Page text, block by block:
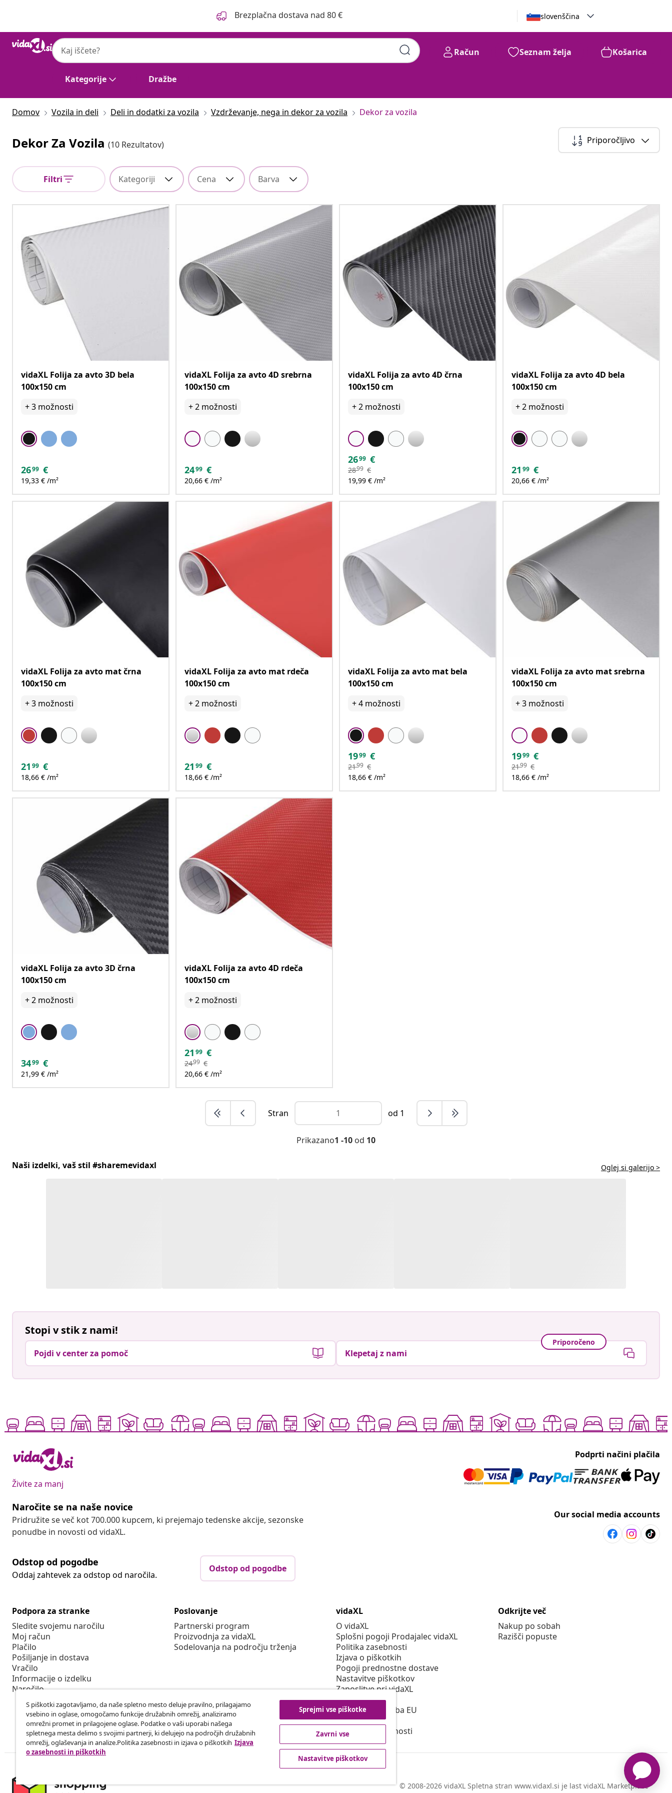
Brezplačna dostava nad 80 € slovenščina
Kategorije Dražbe
Račun Seznam želja Košarica
Domov Vozila in deli Deli in dodatki za vozila Vzdrževanje, nega in dekor za vozila Dekor za vozila
Dekor Za Vozila (10 Rezultatov) Priporočljivo
Filtri Kategoriji Cena Barva
vidaXL Folija za avto 3D bela
100x150 cm
+3 možnosti
2699 €
19,33 € /m²
vidaXL Folija za avto 4D srebrna
100x150 cm
+2 možnosti
2499 €
20,66 € /m²
vidaXL Folija za avto 4D črna
100x150 cm
+2 možnosti
2699 €
2899 €
19,99 € /m²
vidaXL Folija za avto 4D bela
100x150 cm
+2 možnosti
21 99 €
20,66 € /m²
vidaXL Folija za avto mat črna
100x150 cm
+3 možnosti
21 99 €
18,66 € /m²
vidaXL Folija za avto mat rdeča
100x150 cm
+2 možnosti
21 99 €
18,66 € /m²
vidaXL Folija za avto mat bela
100x150 cm
+4 možnosti
1999 €
2199 €
18,66 € /m²
vidaXL Folija za avto mat srebrna
100x150 cm
+3 možnosti
1999 €
2199 €
18,66 € /m²
vidaXL Folija za avto 3D črna
100x150 cm
+2 možnosti
3499 €
21,99 € /m²
vidaXL Folija za avto 4D rdeča
100x150 cm
+2 možnosti
21 99 €
2499 €
20,66 € /m²
Stran od 1
Prikazano1 -10 od 10
Naši izdelki, vaš stil #sharemevidaxl Oglej si galerijo >
Stopi v stik z nami!
Pojdi v center za pomoč
Priporočeno
Klepetaj z nami
Živite za manj
Podprti načini plačila
Naročite se na naše novice
Pridružite se več kot 700.000 kupcem, ki prejemajo tedenske akcije, sezonske
ponudbe in novosti od vidaXL.
Our social media accounts
Odstop od pogodbe
Oddaj zahtevek za odstop od naročila.
Odstop od pogodbe
Podpora za stranke
Sledite svojemu naročilu
Moj račun
Plačilo
Pošiljanje in dostava
Vračilo
Informacije o izdelku
Naročilo
Poslovanje
Partnerski program
Proizvodnja za vidaXL
Sodelovanja na področju trženja
vidaXL
O vidaXL
Splošni pogoji Prodajalec vidaXL
Politika zasebnosti
Izjava o piškotkih
Pogoji prednostne dostave
Nastavitve piškotkov
Zaposlitve pri vidaXL
Securitate
Odgovorna oseba EU
Politiko EPR
Izjava o dostopnosti
Odkrijte več
Nakup po sobah
Razišči popuste
© 2008-2026 vidaXL Spletna stran www.vidaxl.si je last vidaXL Marketplace
S piškotki zagotavljamo, da naše spletno mesto deluje pravilno, prilagajamo
vsebino in oglase, omogočamo funkcije družabnih omrežij, analiziramo
omrežni promet in prilagojene oglase. Podatke o vaši uporabi našega
spletnega mesta delimo s svojimi partnerji, ki delujejo na področjih družabnih
omrežij, oglaševanja in analize.Politika zasebnosti in izjava o piškotkih Izjava
o zasebnosti in piškotkih
Sprejmi vse piškotke
Zavrni vse
Nastavitve piškotkov